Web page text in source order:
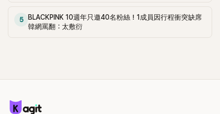
5
BLACKPINK 10週年只邀40名粉絲！1成員因行程衝突缺席
韓網罵翻：太敷衍